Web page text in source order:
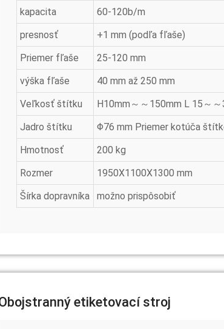
kapacita
60-120b/m
presnosť
+1 mm (podľa fľaše)
Priemer fľaše
25-120 mm
výška fľaše
40 mm až 250 mm
Veľkosť štítku
H10mm～～150mm L 15～
Jadro štítku
Φ76 mm Priemer kotúča
Hmotnosť
200 kg
Rozmer
1950X1100X1300 mm
Šírka dopravníka
možno prispôsobiť
etiketovací stroj